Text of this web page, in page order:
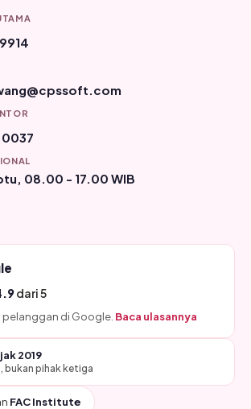
0037
08.00 - 17.00 WIB
dari 5
pelanggan di Google. Baca ulasannya
2019
bukan pihak ketiga
FAC Institute